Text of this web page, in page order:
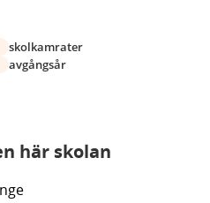
skolkamrater
avgångsår
här skolan